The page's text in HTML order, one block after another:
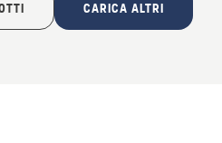
CARICA ALTRI